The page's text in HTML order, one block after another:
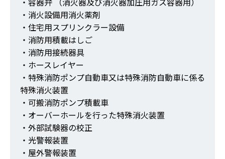
・消火設備用消火薬剤
・住宅用スプリンクラー設備
・消防用積載はしご
・消防用接続器具
・ホースレイヤー
・特殊消防ポンプ自動車又は特殊消防自動車に係る
特殊消火装置
・可搬消防ポンプ積載車
・オーバーホールを行った特殊消火装置
・外部試験器の校正
・光警報装置
・屋外警報装置